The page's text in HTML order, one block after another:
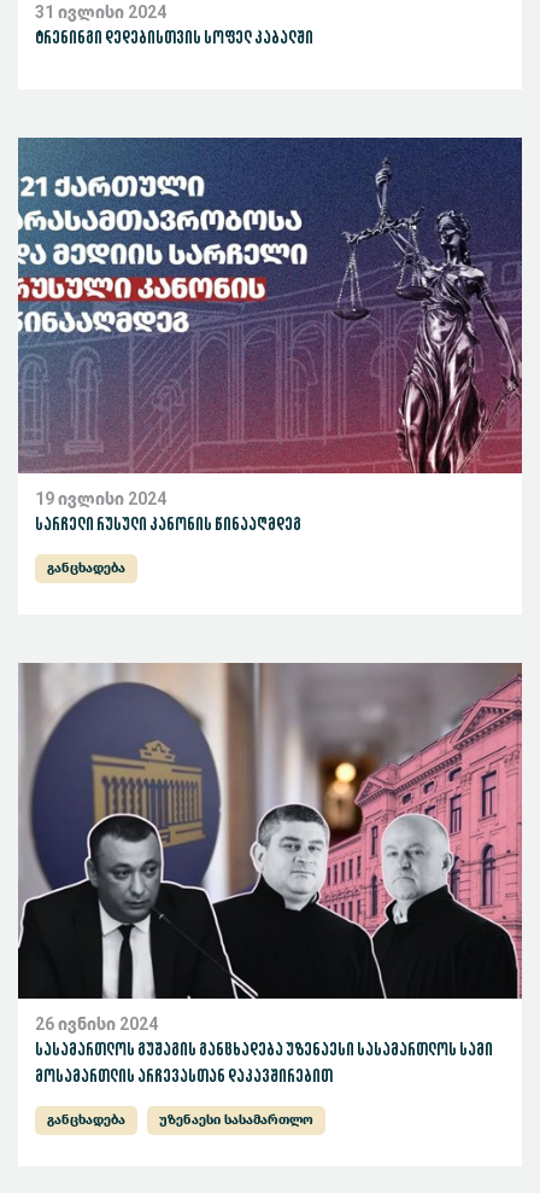
31 ივლისი 2024
ტრენინგი დედებისთვის სოფელ კაბალში
19 ივლისი 2024
სარჩელი რუსული კანონის წინააღმდეგ
განცხადება
26 ივნისი 2024
სასამართლოს გუშაგის განცხადება უზენაესი სასამართლოს სამი
მოსამართლის არჩევასთან დაკავშირებით
განცხადება უზენაესი სასამართლო